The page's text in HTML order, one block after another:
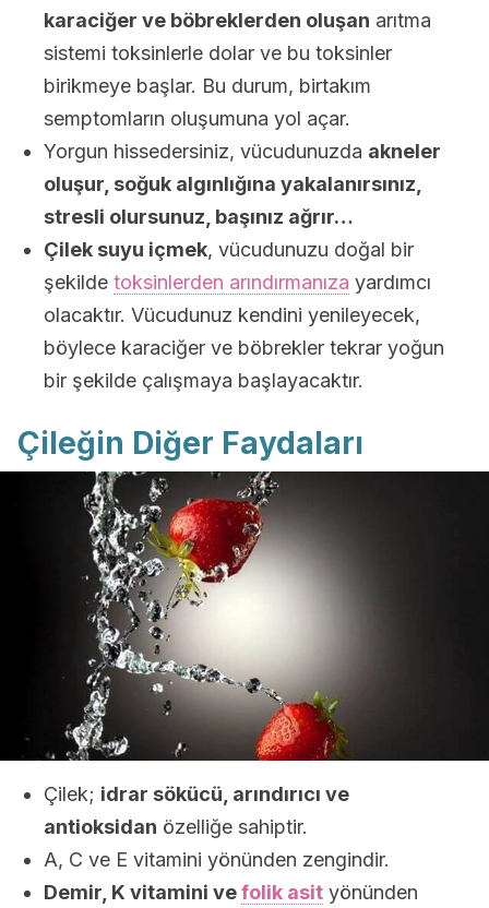
karaciğer ve böbreklerden oluşan arıtma
sistemi toksinlerle dolar ve bu toksinler
birikmeye başlar. Bu durum, birtakım
semptomların oluşumuna yol açar.
Yorgun hissedersiniz, vücudunuzda akneler
oluşur, soğuk algınlığına yakalanırsınız,
stresli olursunuz, başınız ağrır…
Çilek suyu içmek, vücudunuzu doğal bir
şekilde toksinlerden arındırmanıza yardımcı
olacaktır. Vücudunuz kendini yenileyecek,
böylece karaciğer ve böbrekler tekrar yoğun
bir şekilde çalışmaya başlayacaktır.
Çileğin Diğer Faydaları
Çilek; idrar sökücü, arındırıcı ve
antioksidan özelliğe sahiptir.
A, C ve E vitamini yönünden zengindir.
Demir, K vitamini vefolik asit yönünden